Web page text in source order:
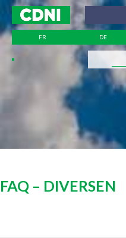
FR DE
FAQ – DIVERSEN
Cookies beheer paneel